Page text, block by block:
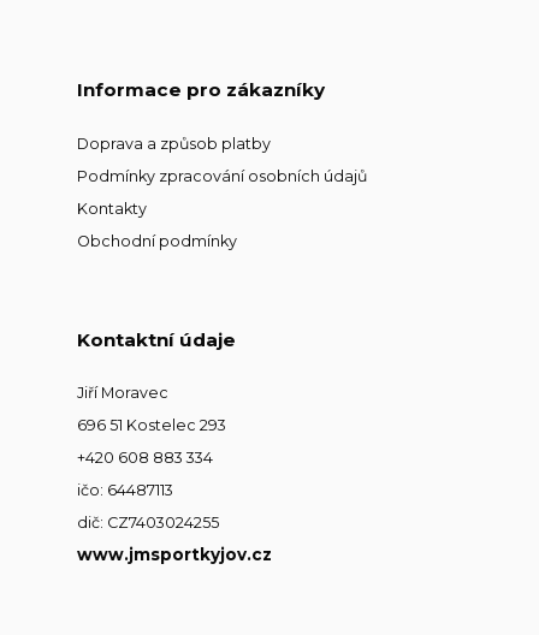
Informace pro zákazníky
Doprava a způsob platby
Podmínky zpracování osobních údajů
Kontakty
Obchodní podmínky
Kontaktní údaje
Jiří Moravec
696 51 Kostelec 293
+420 608 883 334
ičo: 64487113
dič: CZ7403024255
www.jmsportkyjov.cz